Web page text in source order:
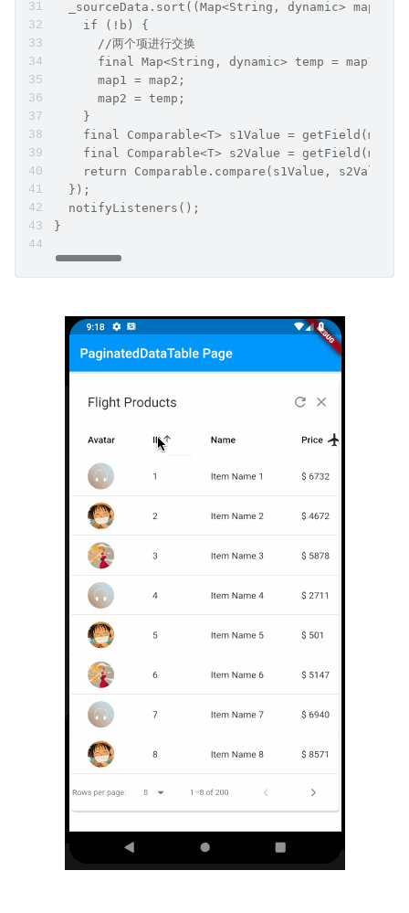
_sourceData.sort((Map<String, dynamic> map1,
    if (!b) {
      //两个项进行交换
      final Map<String, dynamic> temp = map1;
      map1 = map2;
      map2 = temp;
    }
final Comparable<T> s1Value =
final Comparable<T> s2Value =
    return Comparable.compare(s1Value, s2Value);
  });
  notifyListeners();
}